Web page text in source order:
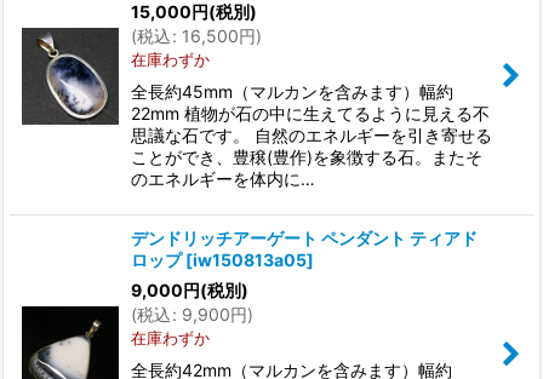
15,000円(税別)
(税込: 16,500円)
在庫わずか
全長約45mm（マルカンを含みます）幅約
22mm 植物が石の中に生えてるように見える不
思議な石です。 自然のエネルギーを引き寄せる
ことができ、豊穣(豊作)を象徴する石。またそ
のエネルギーを体内に…
デンドリッチアーゲート ペンダント ティアド
ロップ [iw150813a05]
9,000円(税別)
(税込: 9,900円)
在庫わずか
全長約42mm（マルカンを含みます）幅約